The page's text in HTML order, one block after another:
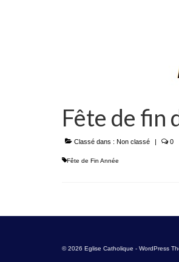
Fête de fin
Classé dans : Non classé | 0
Fête de Fin Année
© 2026 Eglise Catholique - WordPress